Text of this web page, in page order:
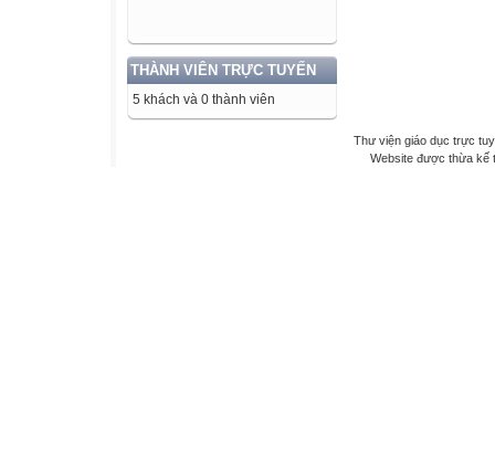
THÀNH VIÊN TRỰC TUYẾN
5 khách và 0 thành viên
Thư viện giáo dục trực
Website được thừa kế